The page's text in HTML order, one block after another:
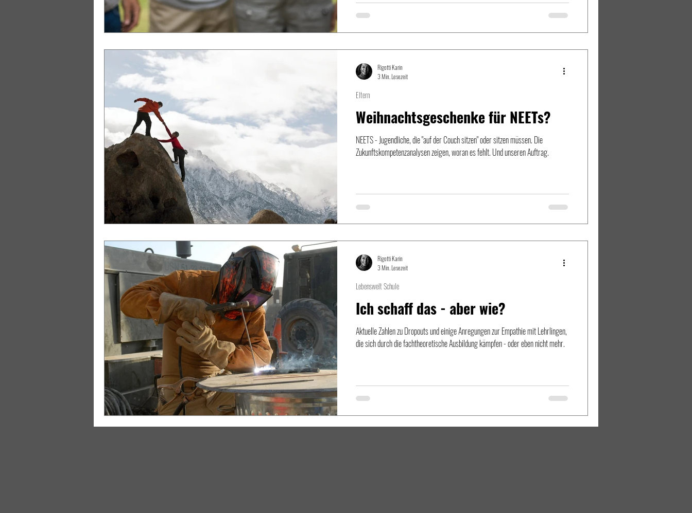
Weihnachtsgeschenke für NEETs?
NEETS - Jugendliche, die "auf der Couch sitzen" oder sitzen müssen. Die
Zukunftskompetenzanalysen zeigen, woran es fehlt. Und unseren Auftrag.
Eltern
Rigotti Karin
3 Min. Lesezeit
Ich schaff das - aber wie?
Aktuelle Zahlen zu Dropouts und einige Anregungen zur Empathie mit Lehrlingen,
die sich durch die fachtheoretische Ausbildung kämpfen - oder eben nicht mehr.
Lebenswelt Schule
Rigotti Karin
3 Min. Lesezeit